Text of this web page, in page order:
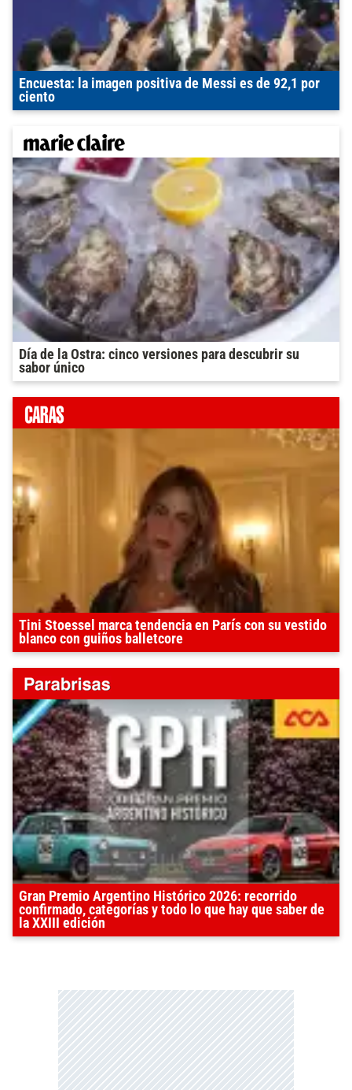
Encuesta: la imagen positiva de Messi es de 92,1 por
ciento
Día de la Ostra: cinco versiones para descubrir su
sabor único
Tini Stoessel marca tendencia en París con su vestido
blanco con guiños balletcore
Gran Premio Argentino Histórico 2026: recorrido
confirmado, categorías y todo lo que hay que saber de
la XXIII edición